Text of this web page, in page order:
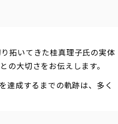
拓いてきた桂真理子氏の実体
大切さをお伝えします。
達成するまでの軌跡は、多く